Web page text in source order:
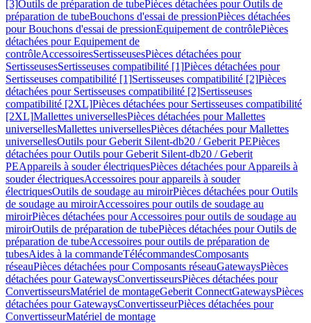
[3]Outils de préparation de tubePièces détachées pour Outils de
préparation de tubeBouchons d'essai de pressionPièces détachées
pour Bouchons d'essai de pressionEquipement de contrôlePièces
détachées pour Equipement de
contrôleAccessoiresSertisseusesPièces détachées pour
SertisseusesSertisseuses compatibilité [1]Pièces détachées pour
Sertisseuses compatibilité [1]Sertisseuses compatibilité [2]Pièces
détachées pour Sertisseuses compatibilité [2]Sertisseuses
compatibilité [2XL]Pièces détachées pour Sertisseuses compatibilité
[2XL]Mallettes universellesPièces détachées pour Mallettes
universellesMallettes universellesPièces détachées pour Mallettes
universellesOutils pour Geberit Silent-db20 / Geberit PEPièces
détachées pour Outils pour Geberit Silent-db20 / Geberit
PEAppareils à souder électriquesPièces détachées pour Appareils à
souder électriquesAccessoires pour appareils à souder
électriquesOutils de soudage au miroirPièces détachées pour Outils
de soudage au miroirAccessoires pour outils de soudage au
miroirPièces détachées pour Accessoires pour outils de soudage au
miroirOutils de préparation de tubePièces détachées pour Outils de
préparation de tubeAccessoires pour outils de préparation de
tubesAides à la commandeTélécommandesComposants
réseauPièces détachées pour Composants réseauGatewaysPièces
détachées pour GatewaysConvertisseursPièces détachées pour
ConvertisseursMatériel de montageGeberit ConnectGatewaysPièces
détachées pour GatewaysConvertisseurPièces détachées pour
ConvertisseurMatériel de montage